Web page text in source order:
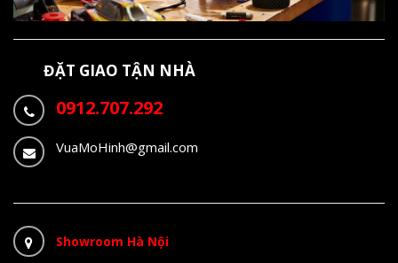
ĐẶT GIAO TẬN NHÀ
0912.707.292
VuaMoHinh@gmail.com
Showroom Hà Nội